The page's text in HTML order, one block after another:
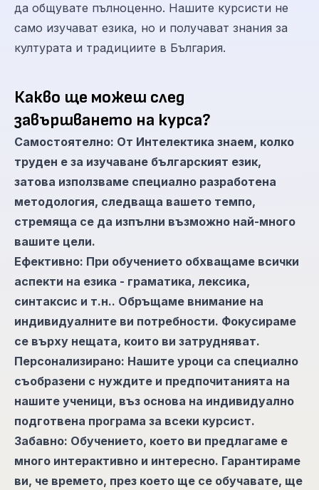
да общувате пълноценно. Нашите курсисти не
само изучават езика, но и получават знания за
културата и традициите в България.
Какво ще можеш след
завършването на курса?
Самостоятелно: Oт Интелектика знаем, колко
труден е за изучаване българският език,
затова използваме специално разработена
методология, следваща вашето темпо,
стремяща се да изпълни възможно най-много
вашите цели.
Ефективно: При обучението обхващаме всички
аспекти на езика - граматика, лексика,
синтаксис и т.н.. Обръщаме внимание на
индивидуалните ви потребности. Фокусираме
се върху нещата, които ви затрудняват.
Персонализирано: Нашите уроци са специално
съобразени с нуждите и предпочитанията на
нашите ученици, въз основа на индивидуално
подготвена програма за всеки курсист.
Забавно: Обучението, което ви предлагаме е
много интерактивно и интересно. Гарантираме
ви, че времето, през което ще се обучавате, ще